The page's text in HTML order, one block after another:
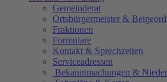
Gemeinderat
Ortsbürgermeister &
Fraktionen
Formulare
Kontakt & Sprechzeiten
Serviceadressen
Bekanntmachungen &